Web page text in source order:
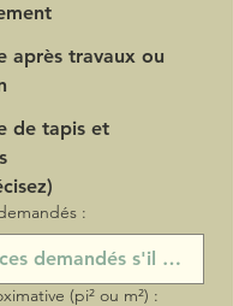
après travaux ou
de tapis et
:
(pi² ou m²) :